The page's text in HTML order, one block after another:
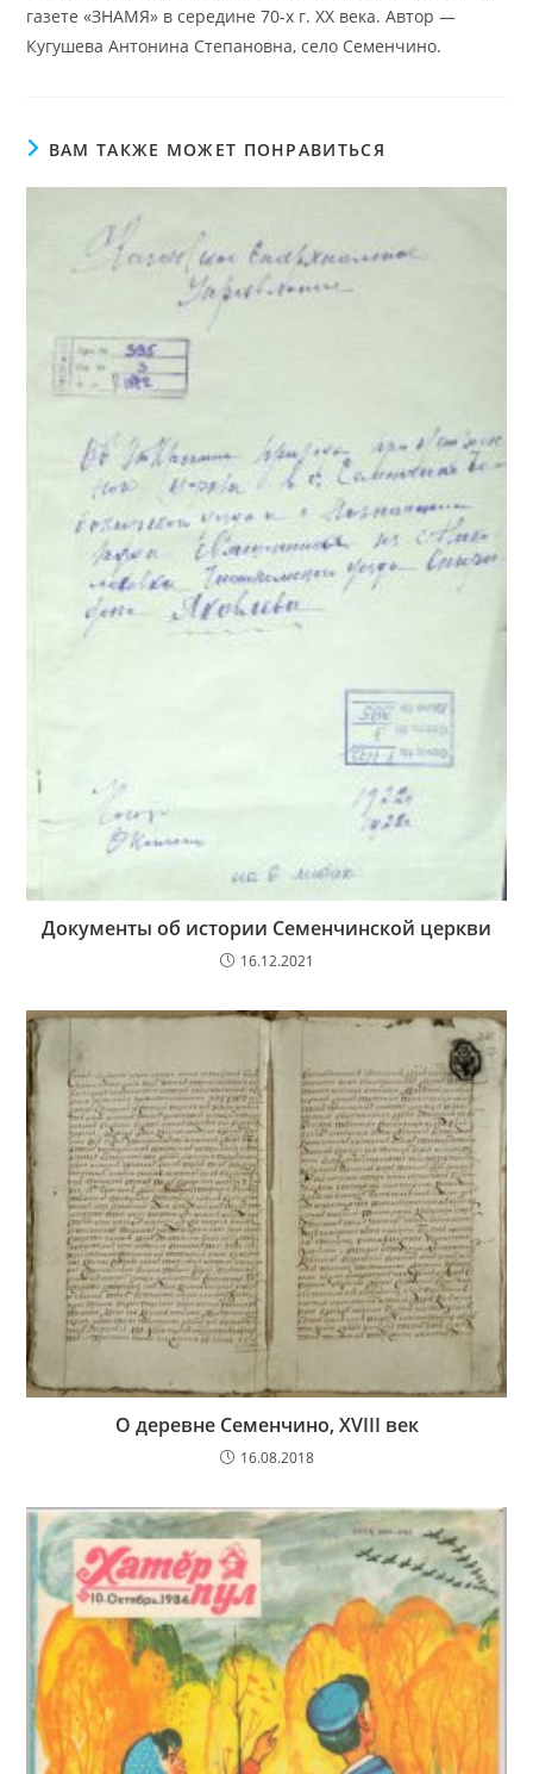
газете «ЗНАМЯ» в середине 70-х г. XX века. Автор —
Кугушева Антонина Степановна, село Семенчино.
ВАМ ТАКЖЕ МОЖЕТ ПОНРАВИТЬСЯ
Документы об истории Семенчинской церкви
16.12.2021
О деревне Семенчино, XVIII век
16.08.2018